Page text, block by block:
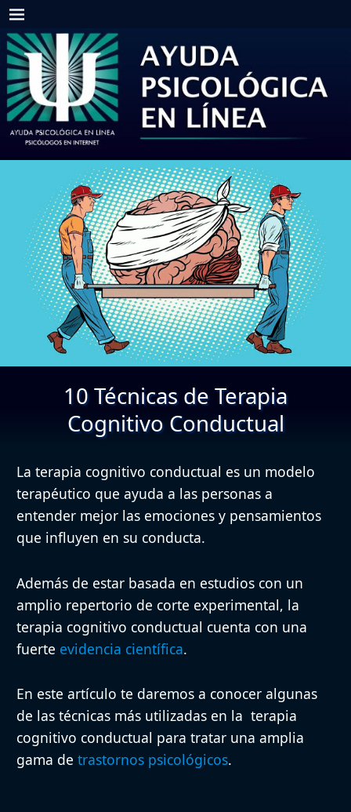
10 Técnicas de Terapia
Cognitivo Conductual
La terapia cognitivo conductual es un modelo
terapéutico que ayuda a las personas a
entender mejor las emociones y pensamientos
que influyen en su conducta.
Además de estar basada en estudios con un
amplio repertorio de corte experimental, la
terapia cognitivo conductual cuenta con una
fuerte evidencia científica.
En este artículo te daremos a conocer algunas
de las técnicas más utilizadas en la terapia
cognitivo conductual para tratar una amplia
gama de trastornos psicológicos.